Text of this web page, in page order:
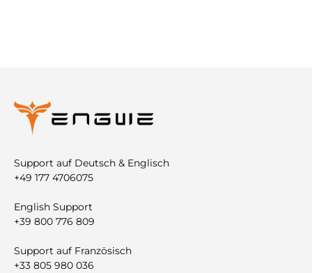
Support auf Deutsch & Englisch
+49 177 4706075
English Support
+39 800 776 809
Support auf Französisch
+33 805 980 036